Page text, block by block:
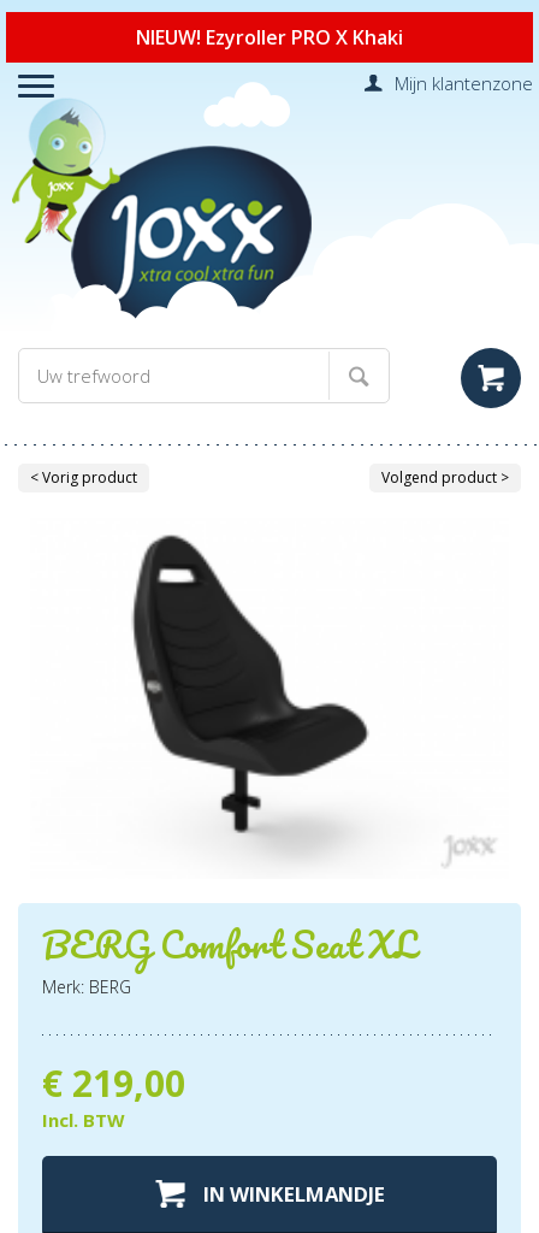
NIEUW! Ezyroller PRO X Khaki
Mijn klantenzone
< Vorig product Volgend product >
BERG Comfort Seat XL
Merk: BERG
€ 219,00
Incl. BTW
IN WINKELMANDJE